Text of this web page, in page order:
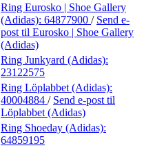
Ring Eurosko | Shoe Gallery
(Adidas): 64877900 / Send e-
post til Eurosko | Shoe Gallery
(Adidas)
Ring Junkyard (Adidas):
23122575
Ring Löplabbet (Adidas):
40004884 / Send e-post til
Löplabbet (Adidas)
Ring Shoeday (Adidas):
64859195